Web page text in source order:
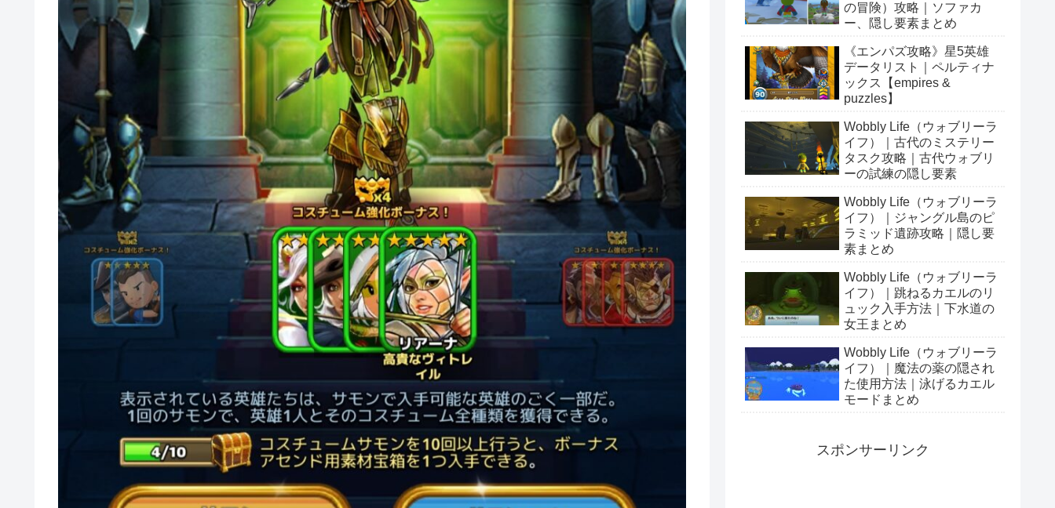
の冒険）攻略｜ソファカ
ー、隠し要素まとめ
《エンパズ攻略》星5英雄
データリスト｜ペルティナ
ックス【empires &
puzzles】
Wobbly Life（ウォブリーラ
イフ）｜古代のミステリー
タスク攻略｜古代ウォブリ
ーの試練の隠し要素
Wobbly Life（ウォブリーラ
イフ）｜ジャングル島のピ
ラミッド遺跡攻略｜隠し要
素まとめ
Wobbly Life（ウォブリーラ
イフ）｜跳ねるカエルのリ
ュック入手方法｜下水道の
女王まとめ
Wobbly Life（ウォブリーラ
イフ）｜魔法の薬の隠され
た使用方法｜泳げるカエル
モードまとめ
スポンサーリンク